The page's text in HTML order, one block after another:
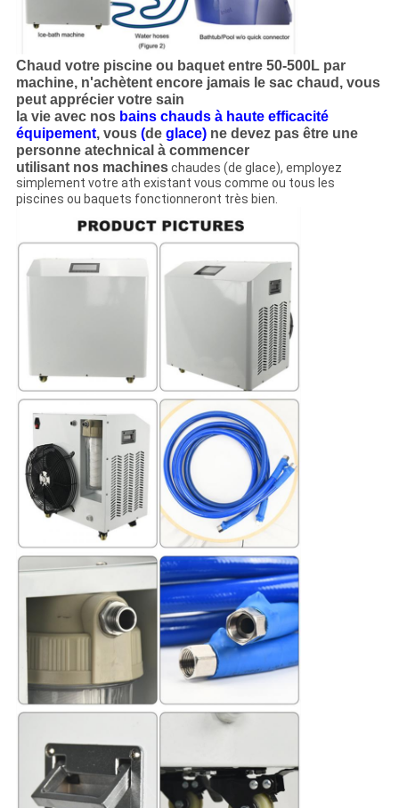
Chaud votre piscine ou baquet entre 50-500L par
machine, n'achètent encore jamais le sac chaud, vous
peut apprécier votre sain
la vie avecnos bains chauds à haute efficacité
équipement, vous (de glace) ne devez pas être une
personne atechnical à commencer
utilisant nos machineschaudes (de glace), employez
simplement votre ath existant vous comme ou tous les
piscines ou baquets fonctionneront très bien.